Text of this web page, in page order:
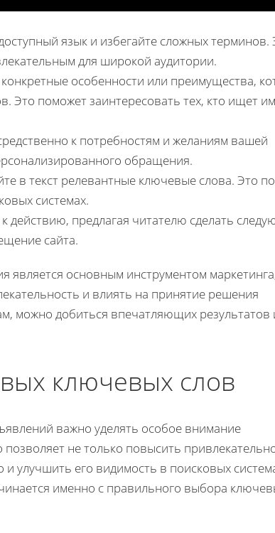
язык и избегайте сложных терминов.
для широкой аудитории.
особенности или преимущества,
Это поможет заинтересовать тех, кто ищет
к потребностям и желаниям вашей
обращения.
в текст релевантные ключевые слова. Это
системах.
действию, предлагая читателю сделать
сайта.
является основным инструментом
и влиять на принятие решения
можно добиться впечатляющих результатов
ключевых слов
важно уделять особое внимание
не только повысить
улучшить его видимость в поисковых
именно с правильного выбора